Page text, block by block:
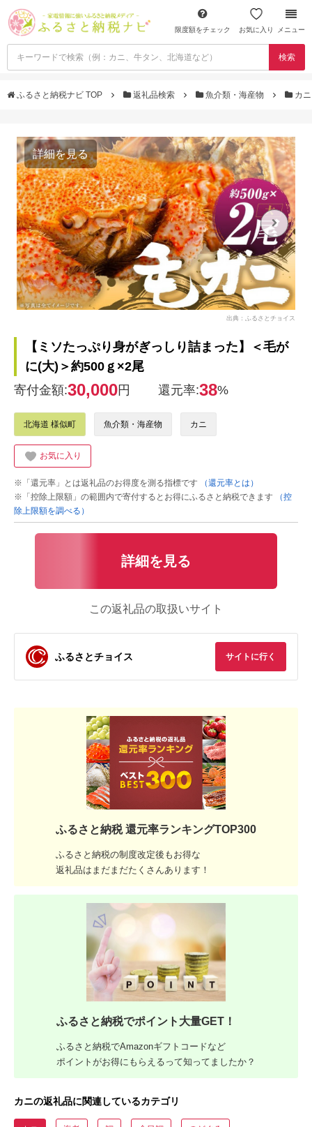
限度額をチェック お気に入り メニュー
検索
ふるさと納税ナビ TOP 返礼品検索 魚介類・海産物 カ
詳細を見る
出典：ふるさとチョイス
【ミソたっぷり身がぎっしり詰まった】＜毛が
に(大)＞約500ｇ×2尾
寄付金額:30,000円 還元率:38%
北海道 様似町 魚介類・海産物 カニ
お気に入り
※「還元率」とは返礼品のお得度を測る指標です
（還元率とは）
※「控除上限額」の範囲内で寄付するとお得にふるさと納税できます
（控
除上限額を調べる）
詳細を見る
この返礼品の取扱いサイト
ふるさとチョイス サイトに行く
ふるさと納税 還元率ランキングTOP300
ふるさと納税の制度改定後もお得な
返礼品はまだまだたくさんあります！
ふるさと納税でポイント大量GET！
ふるさと納税でAmazonギフトコードなど
ポイントがお得にもらえるって知ってましたか？
カニの返礼品に関連しているカテゴリ